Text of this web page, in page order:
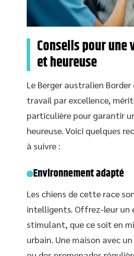
Conseils pour une
et heureuse
Le Berger australien
travail par excellence,
particulière pour garantir
heureuse. Voici quelques
à suivre :
Environnement adapté
Les chiens de cette race
intelligents. Offrez-leur un
stimulant, que ce soit en
urbain. Une maison avec